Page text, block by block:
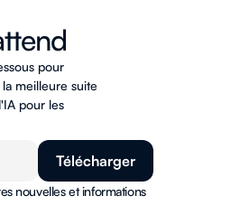
pour
meilleure suite
pour les
nouvelles et informations